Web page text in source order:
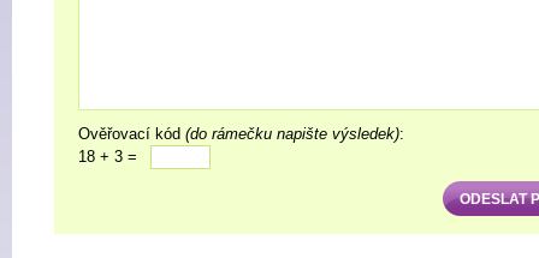
Ověřovací kód (do rámečku napište výsledek):
18 + 3 =